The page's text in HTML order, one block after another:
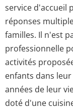
service d'accueil
réponses
familles. Il n'est
professionnelle
activités
enfants dans
années de leur
doté d'une